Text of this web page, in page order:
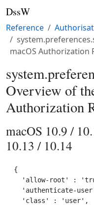
DssW
Reference
macOS Authorization
Overview of
Authorization
macOS 10.9 /
10.13 / 10.14
{
'allow-root' :
'authenticate-
  'class' : 'user',